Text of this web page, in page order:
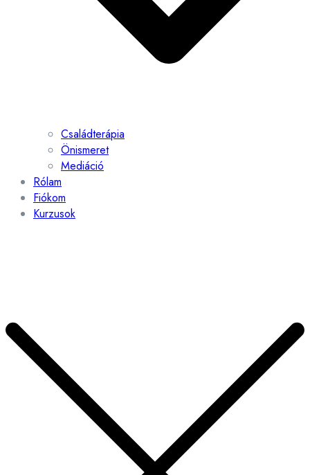
Családterápia
Önismeret
Mediáció
Rólam
Fiókom
Kurzusok